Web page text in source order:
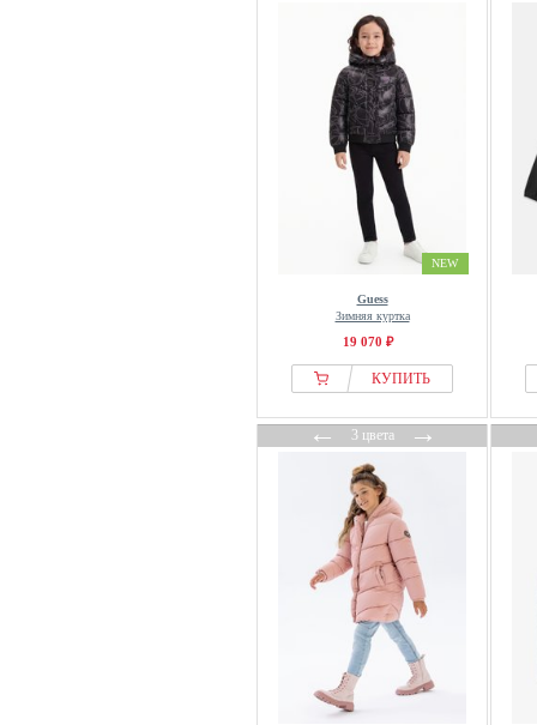
NEW
Guess
Зимняя куртка
19 070 ₽
КУПИТЬ
←3 цвета→